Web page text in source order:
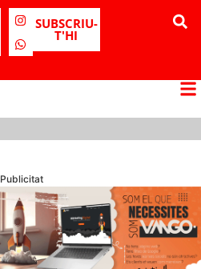
SUBSCRIU-
T'HI
Publicitat